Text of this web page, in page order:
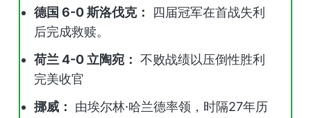
德国 6-0 斯洛伐克：
四届冠军在首战失利
后完成救赎。
荷兰 4-0 立陶宛： 不败战绩以压倒性胜利
完美收官
挪威：
由埃尔林·哈兰德率领，时隔27年历